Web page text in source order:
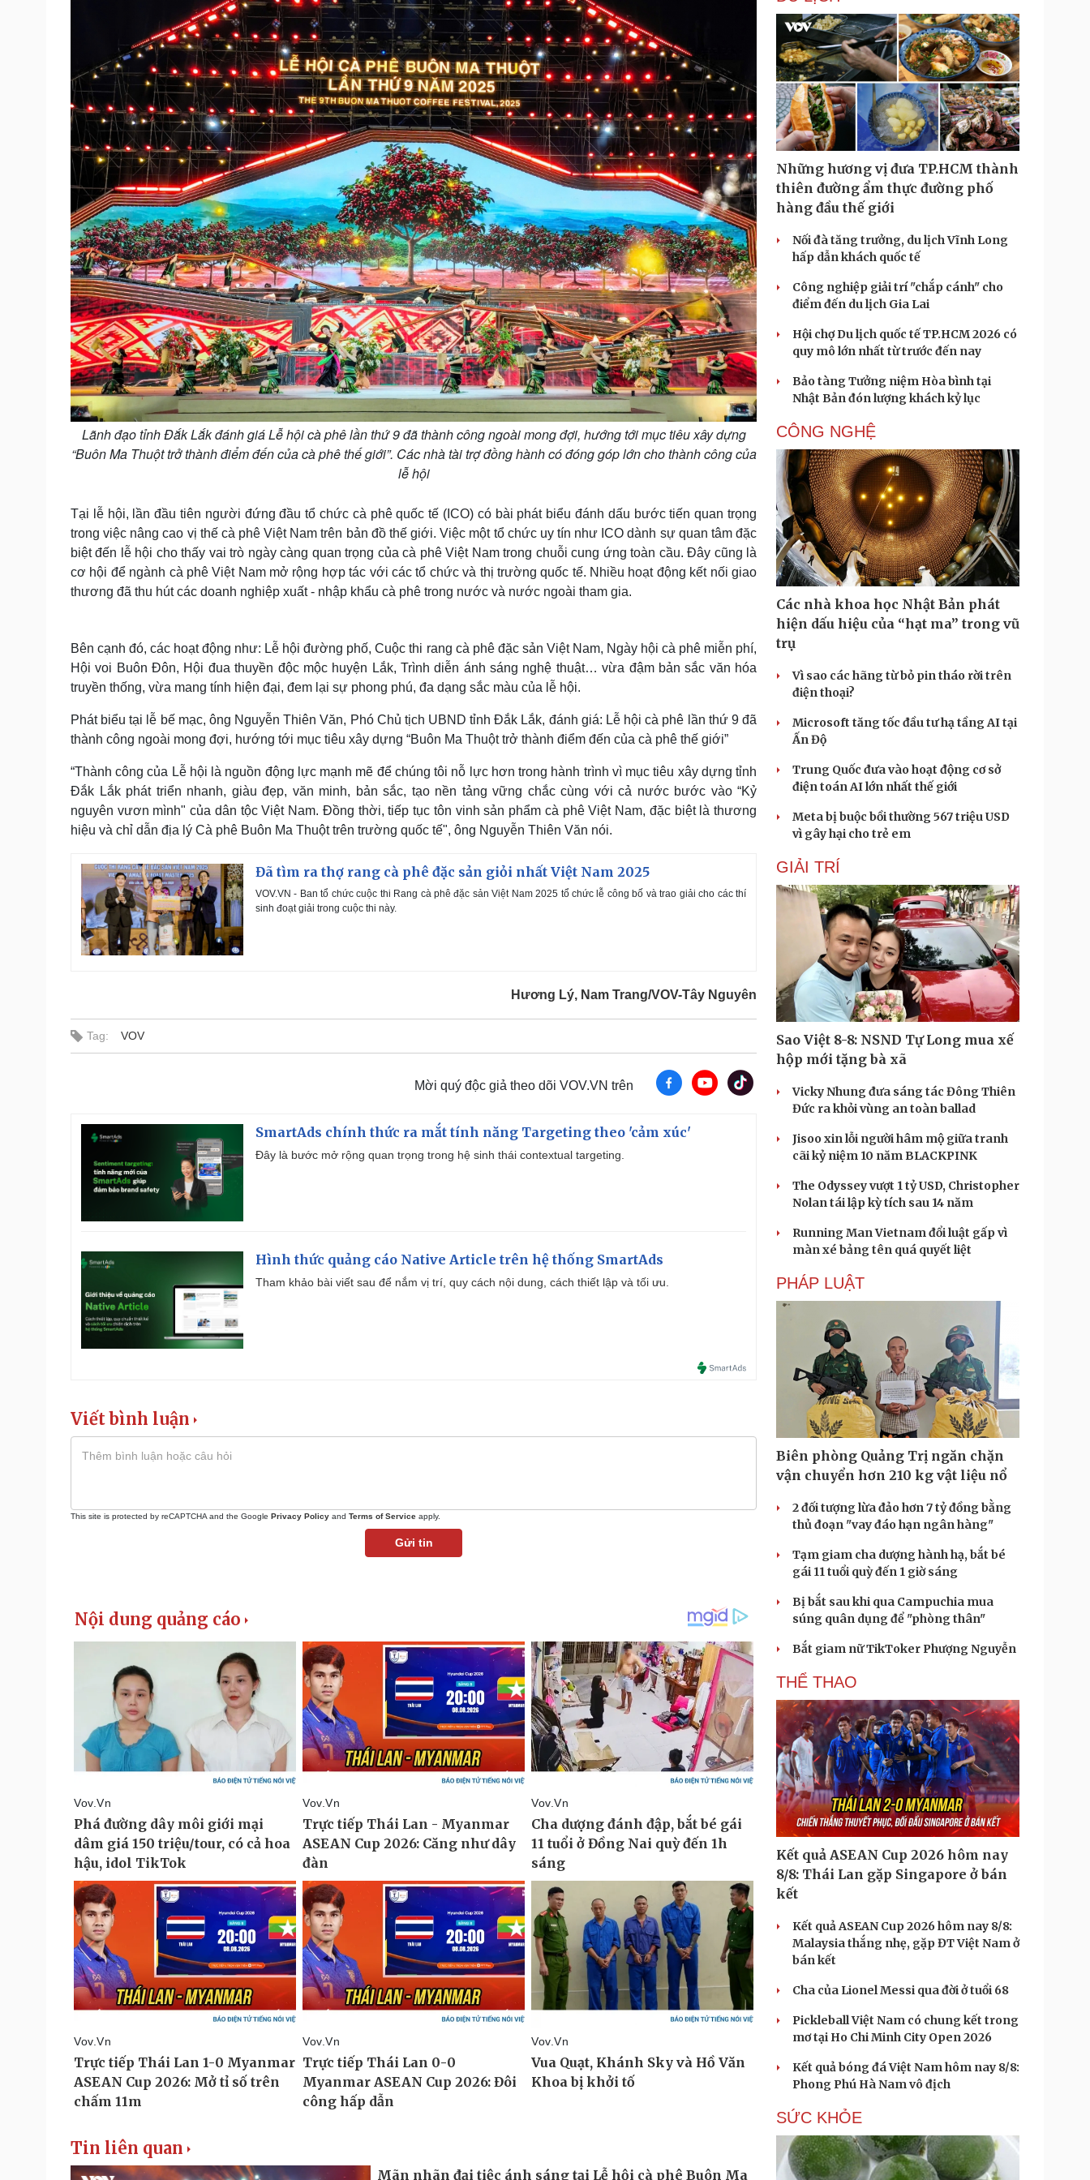
Lãnh đạo tỉnh Đắk Lắk đánh giá Lễ hội cà phê lần thứ 9 đã thành công ngoài mong đợi, hướng tới mục tiêu xây dựng
“Buôn Ma Thuột trở thành điểm đến của cà phê thế giới”. Các nhà tài trợ đồng hành có đóng góp lớn cho thành công của
lễ hội
Tại lễ hội, lần đầu tiên người đứng đầu tổ chức cà phê quốc tế (ICO) có bài phát biểu đánh dấu bước tiến quan trọng
trong việc nâng cao vị thế cà phê Việt Nam trên bản đồ thế giới. Việc một tổ chức uy tín như ICO dành sự quan tâm đặc
biệt đến lễ hội cho thấy vai trò ngày càng quan trọng của cà phê Việt Nam trong chuỗi cung ứng toàn cầu. Đây cũng là
cơ hội để ngành cà phê Việt Nam mở rộng hợp tác với các tổ chức và thị trường quốc tế. Nhiều hoạt động kết nối giao
thương đã thu hút các doanh nghiệp xuất - nhập khẩu cà phê trong nước và nước ngoài tham gia.
Bên cạnh đó, các hoạt động như: Lễ hội đường phố, Cuộc thi rang cà phê đặc sản Việt Nam, Ngày hội cà phê miễn phí,
Hội voi Buôn Đôn, Hội đua thuyền độc mộc huyện Lắk, Trình diễn ánh sáng nghệ thuật… vừa đậm bản sắc văn hóa
truyền thống, vừa mang tính hiện đại, đem lại sự phong phú, đa dạng sắc màu của lễ hội.
Phát biểu tại lễ bế mạc, ông Nguyễn Thiên Văn, Phó Chủ tịch UBND tỉnh Đắk Lắk, đánh giá: Lễ hội cà phê lần thứ 9 đã
thành công ngoài mong đợi, hướng tới mục tiêu xây dựng “Buôn Ma Thuột trở thành điểm đến của cà phê thế giới”
“Thành công của Lễ hội là nguồn động lực mạnh mẽ để chúng tôi nỗ lực hơn trong hành trình vì mục tiêu xây dựng tỉnh
Đắk Lắk phát triển nhanh, giàu đẹp, văn minh, bản sắc, tạo nền tảng vững chắc cùng với cả nước bước vào “Kỷ
nguyên vươn mình" của dân tộc Việt Nam. Đồng thời, tiếp tục tôn vinh sản phẩm cà phê Việt Nam, đặc biệt là thương
hiệu và chỉ dẫn địa lý Cà phê Buôn Ma Thuột trên trường quốc tế", ông Nguyễn Thiên Văn nói.
Đã tìm ra thợ rang cà phê đặc sản giỏi nhất Việt Nam 2025
VOV.VN - Ban tổ chức cuộc thi Rang cà phê đặc sản Việt Nam 2025 tổ chức lễ công bố và trao giải cho các thí
sinh đoạt giải trong cuộc thi này.
Hương Lý, Nam Trang/VOV-Tây Nguyên
Tag: VOV
Mời quý độc giả theo dõi VOV.VN trên
SmartAds chính thức ra mắt tính năng Targeting theo 'cảm xúc'
Đây là bước mở rộng quan trọng trong hệ sinh thái contextual targeting.
Hình thức quảng cáo Native Article trên hệ thống SmartAds
Tham khảo bài viết sau để nắm vị trí, quy cách nội dung, cách thiết lập và tối ưu.
Viết bình luận
This site is protected by reCAPTCHA and the Google Privacy Policy and Terms of Service apply.
Gửi tin
Tin liên quan
Mãn nhãn đại tiệc ánh sáng tại Lễ hội cà phê Buôn Ma
Những hương vị đưa TP.HCM thành
thiên đường ẩm thực đường phố
hàng đầu thế giới
Nối đà tăng trưởng, du lịch Vĩnh Long
hấp dẫn khách quốc tế
Công nghiệp giải trí "chắp cánh" cho
điểm đến du lịch Gia Lai
Hội chợ Du lịch quốc tế TP.HCM 2026 có
quy mô lớn nhất từ trước đến nay
Bảo tàng Tưởng niệm Hòa bình tại
Nhật Bản đón lượng khách kỷ lục
CÔNG NGHỆ
Các nhà khoa học Nhật Bản phát
hiện dấu hiệu của “hạt ma” trong vũ
trụ
Vì sao các hãng từ bỏ pin tháo rời trên
điện thoại?
Microsoft tăng tốc đầu tư hạ tầng AI tại
Ấn Độ
Trung Quốc đưa vào hoạt động cơ sở
điện toán AI lớn nhất thế giới
Meta bị buộc bồi thường 567 triệu USD
vì gây hại cho trẻ em
GIẢI TRÍ
Sao Việt 8-8: NSND Tự Long mua xế
hộp mới tặng bà xã
Vicky Nhung đưa sáng tác Đông Thiên
Đức ra khỏi vùng an toàn ballad
Jisoo xin lỗi người hâm mộ giữa tranh
cãi kỷ niệm 10 năm BLACKPINK
The Odyssey vượt 1 tỷ USD, Christopher
Nolan tái lập kỳ tích sau 14 năm
Running Man Vietnam đổi luật gấp vì
màn xé bảng tên quá quyết liệt
PHÁP LUẬT
Biên phòng Quảng Trị ngăn chặn
vận chuyển hơn 210 kg vật liệu nổ
2 đối tượng lừa đảo hơn 7 tỷ đồng bằng
thủ đoạn "vay đáo hạn ngân hàng"
Tạm giam cha dượng hành hạ, bắt bé
gái 11 tuổi quỳ đến 1 giờ sáng
Bị bắt sau khi qua Campuchia mua
súng quân dụng để "phòng thân"
Bắt giam nữ TikToker Phượng Nguyễn
THỂ THAO
Kết quả ASEAN Cup 2026 hôm nay
8/8: Thái Lan gặp Singapore ở bán
kết
Kết quả ASEAN Cup 2026 hôm nay 8/8:
Malaysia thắng nhẹ, gặp ĐT Việt Nam ở
bán kết
Cha của Lionel Messi qua đời ở tuổi 68
Pickleball Việt Nam có chung kết trong
mơ tại Ho Chi Minh City Open 2026
Kết quả bóng đá Việt Nam hôm nay 8/8:
Phong Phú Hà Nam vô địch
SỨC KHỎE